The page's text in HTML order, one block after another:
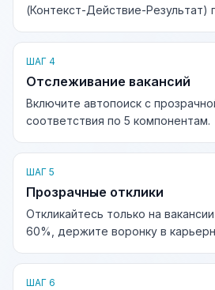
(Контекст-Действие-Результат)
ШАГ 4
Отслеживание вакансий
Включите автопоиск с
соответствия по 5 компонентам.
ШАГ 5
Прозрачные отклики
Откликайтесь только на
60%, держите воронку в
ШАГ 6